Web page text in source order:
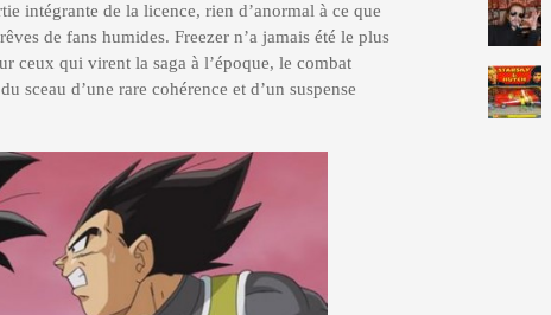
intégrante de la licence, rien d’anormal à ce que
de fans humides. Freezer n’a jamais été le plus
ceux qui virent la saga à l’époque, le combat
sceau d’une rare cohérence et d’un suspense